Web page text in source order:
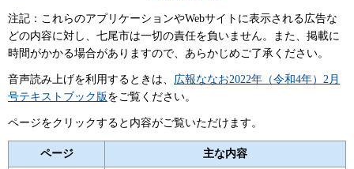
注記：これらのアプリケーションやWebサイトに表示される広告な
どの内容に対し、七尾市は一切の責任を負いません。また、掲載に
時間がかかる場合がありますので、あらかじめご了承ください。
音声読み上げを利用するときは、 広報ななお2022年（令和4年）2月
号テキストブック版 をご覧ください。
ページをクリックすると内容がご覧いただけます。
ページ 主な内容